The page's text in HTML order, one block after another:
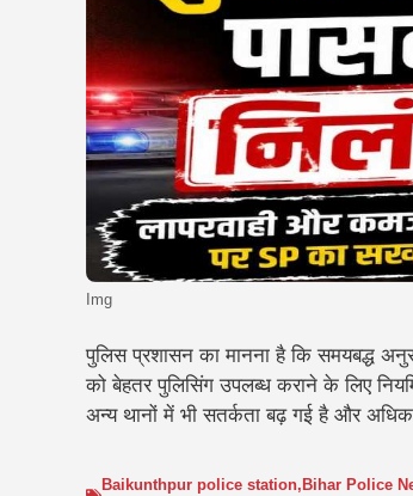
Img
पुलिस प्रशासन का मानना है कि समयबद्ध
को बेहतर पुलिसिंग उपलब्ध कराने के लिए
अन्य थानों में भी सतर्कता बढ़ गई है और
Baikunthpur police station, Bihar Police